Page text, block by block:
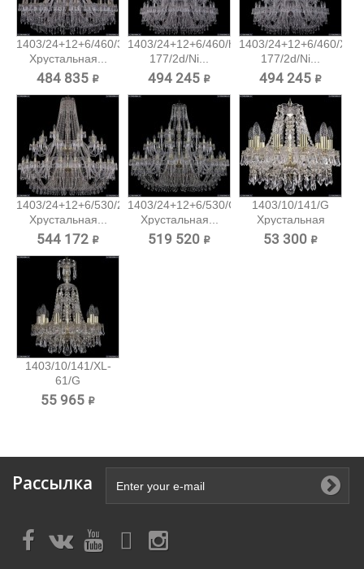
1403/24+12+6/460/3d/Pa
Хрустальная...
484 835 ₽
1403/24+12+6/460/h-
177/2d/Ni...
494 245 ₽
1403/24+12+6/460/XL-
177/2d/Ni...
494 245 ₽
1403/24+12+6/530/2d/G
Хрустальная...
544 172 ₽
1403/24+12+6/530/G
Хрустальная...
519 520 ₽
1403/10/141/G
Хрустальная
подвесная...
53 300 ₽
1403/10/141/XL-
61/G
Хрустальная...
55 965 ₽
Рассылка